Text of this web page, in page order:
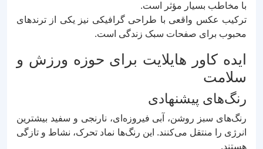
با مخاطب بسیار مؤثر است.
ترکیب عکس واقعی با طراحی گرافیکی نیز یکی از ترندهای
محبوب برای صفحات سبک زندگی است.
ایده کاور هایلایت برای حوزه ورزش و
سلامت
رنگ‌های پیشنهادی
رنگ‌های سبز روشن، آبی فیروزه‌ای، نارنجی و سفید بیشترین
انرژی را منتقل می‌کنند. این رنگ‌ها نماد تحرک، نشاط و تازگی
هستند.